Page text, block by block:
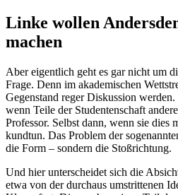
Linke wollen
machen
Aber eigentlich geht es gar nicht um
Frage. Denn im akademischen
Gegenstand reger Diskussion
wenn Teile der Studentenschaft
Professor. Selbst dann, wenn sie dies
kundtun. Das Problem der
die Form – sondern die Stoßrichtung.
Und hier unterscheidet sich die
etwa von der durchaus umstrittenen